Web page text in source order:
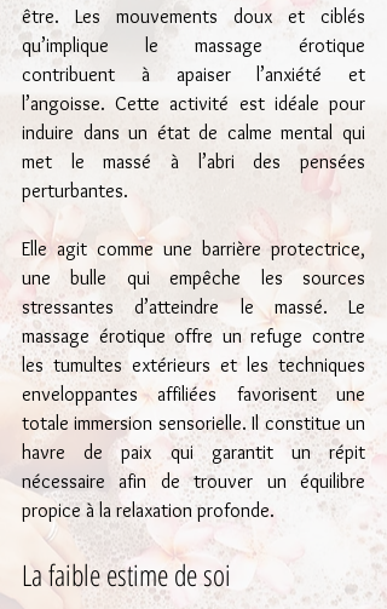
être. Les mouvements doux et ciblés
qu’implique le massage érotique
contribuent à apaiser l’anxiété et
l’angoisse. Cette activité est idéale pour
induire dans un état de calme mental qui
met le massé à l’abri des pensées
perturbantes.
Elle agit comme une barrière protectrice,
une bulle qui empêche les sources
stressantes d’atteindre le massé. Le
massage érotique offre un refuge contre
les tumultes extérieurs et les techniques
enveloppantes affiliées favorisent une
totale immersion sensorielle. Il constitue un
havre de paix qui garantit un répit
nécessaire afin de trouver un équilibre
propice à la relaxation profonde.
La faible estime de soi